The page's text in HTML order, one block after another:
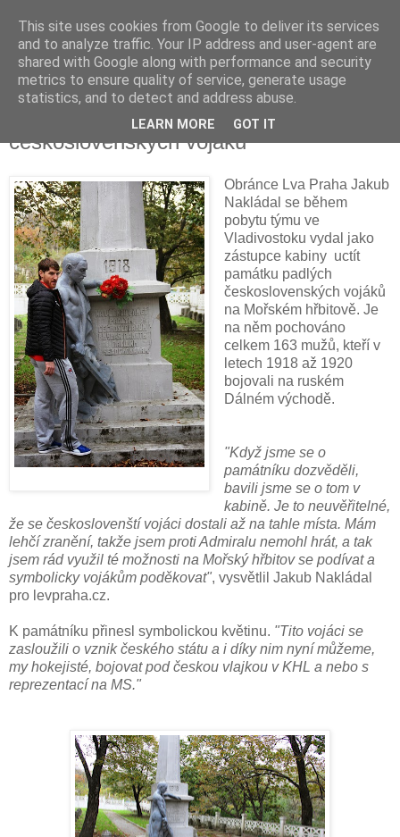
Hokejisté Lva si uctili památku
československých vojáků
Obránce Lva Praha Jakub
Nakládal se během
pobytu týmu ve
Vladivostoku vydal jako
zástupce kabiny uctít
památku padlých
československých vojáků
na Mořském hřbitově. Je
na něm pochováno
celkem 163 mužů, kteří v
letech 1918 až 1920
bojovali na ruském
Dálném východě.
"Když jsme se o
památníku dozvěděli,
bavili jsme se o tom v
kabině. Je to neuvěřitelné,
že se českoslovenští vojáci dostali až na tahle místa. Mám
lehčí zranění, takže jsem proti Admiralu nemohl hrát, a tak
jsem rád využil té možnosti na Mořský hřbitov se podívat a
symbolicky vojákům poděkovat", vysvětlil Jakub Nakládal
pro levpraha.cz.
K památníku přinesl symbolickou květinu. "Tito vojáci se
zasloužili o vznik českého státu a i díky nim nyní můžeme,
my hokejisté, bojovat pod českou vlajkou v KHL a nebo s
reprezentací na MS."
This site uses cookies from Google to deliver its services
and to analyze traffic. Your IP address and user-agent are
shared with Google along with performance and security
metrics to ensure quality of service, generate usage
statistics, and to detect and address abuse.
LEARN MORE GOT IT